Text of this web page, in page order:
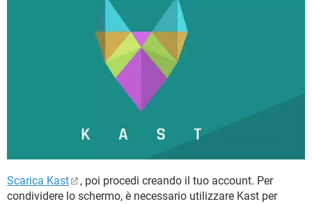
Scarica Kast
, poi procedi creando il tuo account. Per
condividere lo schermo, è necessario utilizzare Kast per